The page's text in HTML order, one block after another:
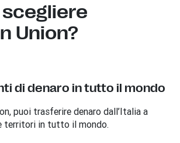
Union?
di denaro in tutto il mondo
puoi trasferire denaro dall’Italia a
territori in tutto il mondo.